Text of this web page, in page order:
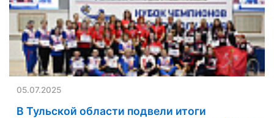
05.07.2025
В Тульской области подвели итоги